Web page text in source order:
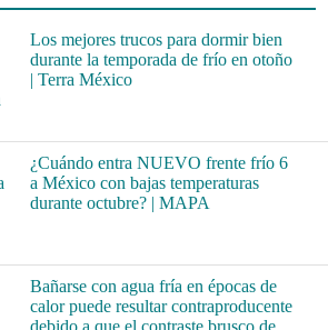
Los mejores trucos para dormir bien
durante la temporada de frío en otoño
| Terra México
¿Cuándo entra NUEVO frente frío 6
a México con bajas temperaturas
durante octubre? | MAPA
Bañarse con agua fría en épocas de
calor puede resultar contraproducente
debido a que el contraste brusco de